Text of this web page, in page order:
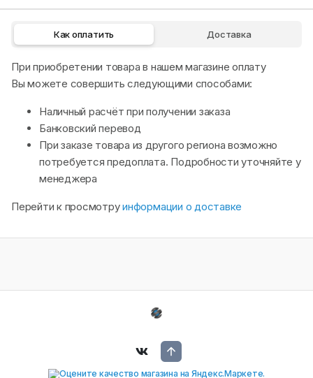
Как оплатить Доставка
При приобретении товара в нашем магазине оплату
Вы можете совершить следующими способами:
Наличный расчёт при получении заказа
Банковский перевод
При заказе товара из другого региона возможно
потребуется предоплата. Подробности уточняйте у
менеджера
Перейти к просмотруинформации о доставке